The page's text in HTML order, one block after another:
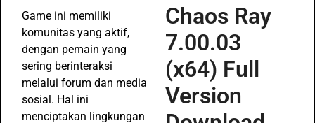
Game ini memiliki
komunitas yang aktif,
dengan pemain yang
sering berinteraksi
melalui forum dan media
sosial. Hal ini
menciptakan lingkungan
Chaos Ray
7.00.03
(x64) Full
Version